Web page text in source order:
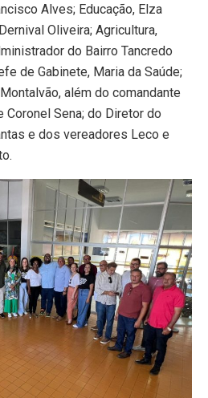
Alves; Educação, Elza
Oliveira; Agricultura,
do Bairro Tancredo
de Gabinete, Maria da Saúde;
além do comandante
Coronel Sena; do Diretor do
e dos vereadores Leco e